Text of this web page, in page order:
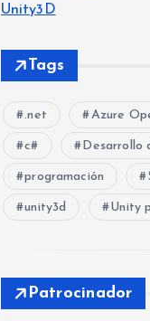
Unity3D
Tags
.net Azure
c# Desarrollo
programación
unity3d Unity
Patrocinador